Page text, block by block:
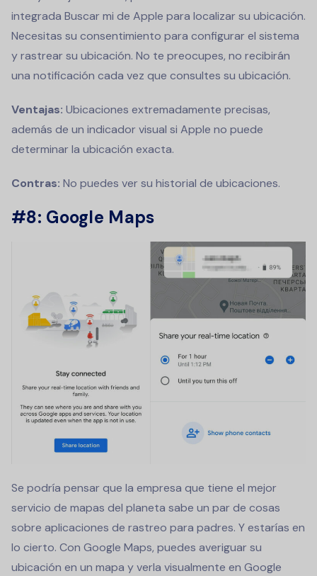
integrada Buscar mi de Apple para localizar su ubicación.
Necesitas su consentimiento para configurar el sistema
y rastrear su ubicación. No te preocupes, no recibirán
una notificación cada vez que consultes su ubicación.
Ventajas: Ubicaciones extremadamente precisas,
además de un indicador visual si Apple no puede
determinar la ubicación exacta.
Contras: No puedes ver su historial de ubicaciones.
#8: Google Maps
Se podría pensar que la empresa que tiene el mejor
servicio de mapas del planeta sabe un par de cosas
sobre aplicaciones de rastreo para padres. Y estarías en
lo cierto. Con Google Maps, puedes averiguar su
ubicación en un mapa y verla visualmente en Google